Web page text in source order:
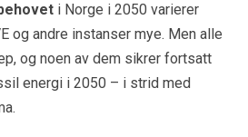
i Norge i 2050 varierer
og andre instanser mye. Men alle
og noen av dem sikrer fortsatt
energi i 2050 – i strid med